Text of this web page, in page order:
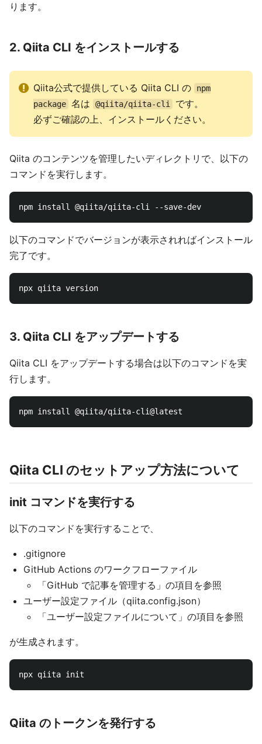
ります。
2. Qiita CLI をインストールする
Qiita公式で提供している Qiita CLI の
npm
package 名は @qiita/qiita-cli
です。
必ずご確認の上、インストールください。
Qiita のコンテンツを管理したいディレクトリで、以下の
コマンドを実行します。
以下のコマンドでバージョンが表示されればインストール
完了です。
3. Qiita CLI をアップデートする
Qiita CLI をアップデートする場合は以下のコマンドを実
行します。
Qiita CLI のセットアップ方法について
init コマンドを実行する
以下のコマンドを実行することで、
.gitignore
GitHub Actions のワークフローファイル
「GitHub で記事を管理する」の項目を参照
ユーザー設定ファイル（qiita.config.json）
「ユーザー設定ファイルについて」の項目を参照
が生成されます。
Qiita のトークンを発行する